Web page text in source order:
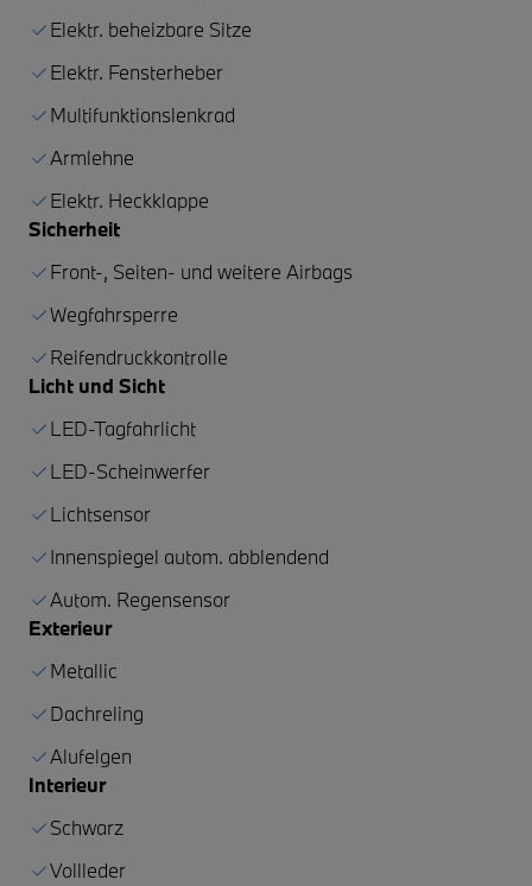
Elektr. beheizbare Sitze
Elektr. Fensterheber
Multifunktionslenkrad
Armlehne
Elektr. Heckklappe
Sicherheit
Front-, Seiten- und weitere Airbags
Wegfahrsperre
Reifendruckkontrolle
Licht und Sicht
LED-Tagfahrlicht
LED-Scheinwerfer
Lichtsensor
Innenspiegel autom. abblendend
Autom. Regensensor
Exterieur
Metallic
Dachreling
Alufelgen
Interieur
Schwarz
Vollleder